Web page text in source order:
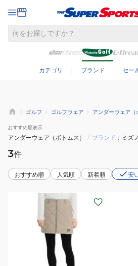
カテゴリ ブランド セー
さらに絞り込む
ゴルフ ゴルフウェア アンダーウェア（
おすすめ順表示
アンダーウェア（ボトムス） / ブランド ミズノ
3件
おすすめ順 人気順 新着順 安